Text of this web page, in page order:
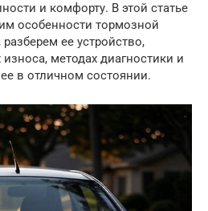
и комфорту. В этой статье
особенности тормозной
, разберем ее устройство,
методах диагностики и
в отличном состоянии.